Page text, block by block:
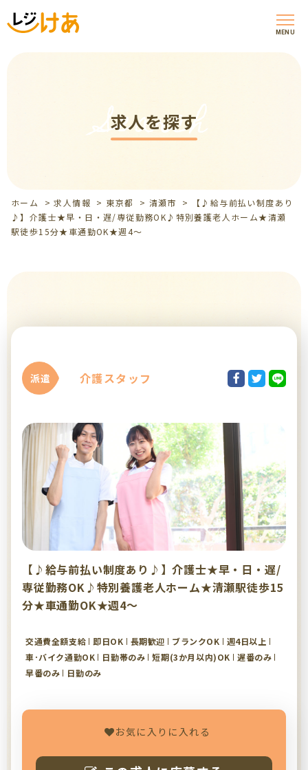
MENU
求人を探す
Search
ホーム >求人情報 > 東京都 > 清瀬市 >
【♪給与前払い制度あり
♪】介護士★早・日・遅/専従勤務OK♪特別養護老人ホーム★清瀬
駅徒歩15分★車通勤OK★週4～
派遣 介護スタッフ
【♪給与前払い制度あり♪】介護士★早・日・遅/
専従勤務OK♪特別養護老人ホーム★清瀬駅徒歩15
分★車通勤OK★週4～
交通費全額支給 即日OK 長期歓迎 ブランクOK
週4日以上
車･バイク通勤OK
日勤帯のみ 短期(3か月以内)OK
遅番のみ
早番のみ
日勤のみ
お気に入りに入れる